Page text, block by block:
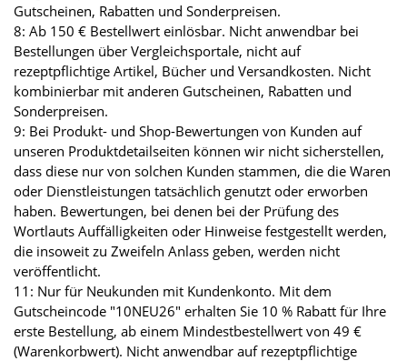
Gutscheinen, Rabatten und Sonderpreisen.
8: Ab 150 € Bestellwert einlösbar. Nicht anwendbar bei
Bestellungen über Vergleichsportale, nicht auf
rezeptpflichtige Artikel, Bücher und Versandkosten. Nicht
kombinierbar mit anderen Gutscheinen, Rabatten und
Sonderpreisen.
9: Bei Produkt- und Shop-Bewertungen von Kunden auf
unseren Produktdetailseiten können wir nicht sicherstellen,
dass diese nur von solchen Kunden stammen, die die Waren
oder Dienstleistungen tatsächlich genutzt oder erworben
haben. Bewertungen, bei denen bei der Prüfung des
Wortlauts Auffälligkeiten oder Hinweise festgestellt werden,
die insoweit zu Zweifeln Anlass geben, werden nicht
veröffentlicht.
11: Nur für Neukunden mit Kundenkonto. Mit dem
Gutscheincode "10NEU26" erhalten Sie 10 % Rabatt für Ihre
erste Bestellung, ab einem Mindestbestellwert von 49 €
(Warenkorbwert). Nicht anwendbar auf rezeptpflichtige